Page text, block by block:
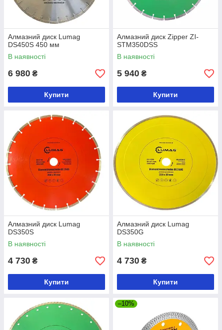
Алмазний диск Lumag
DS450S 450 мм
В наявності
6 980 ₴
Купити
Алмазний диск Zipper ZI-
STM350DSS
В наявності
5 940 ₴
Купити
Алмазний диск Lumag
DS350S
В наявності
4 730 ₴
Купити
Алмазний диск Lumag
DS350G
В наявності
4 730 ₴
Купити
–10%